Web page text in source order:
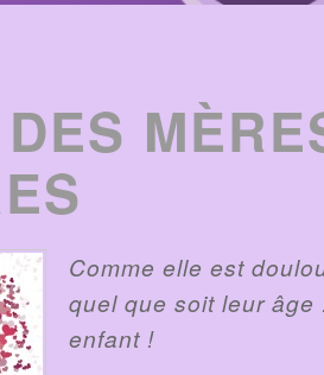
Comme elle est
quel que soit leur
enfant !